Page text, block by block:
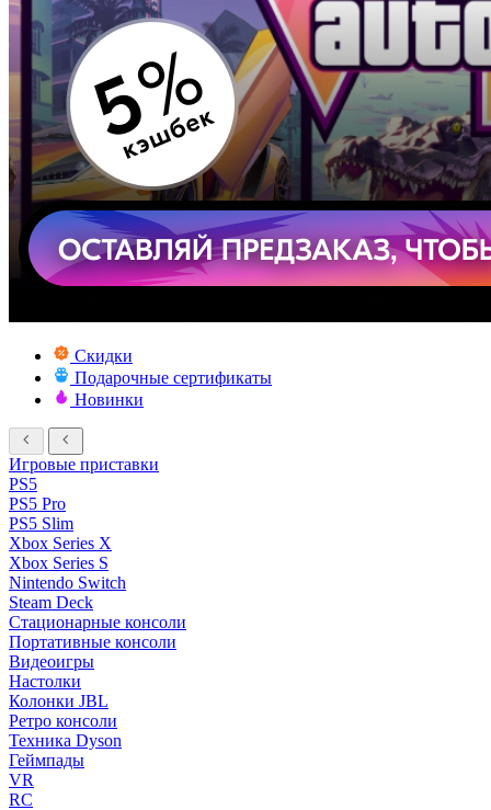
Скидки
Подарочные сертификаты
Новинки
Игровые приставки
PS5
PS5 Pro
PS5 Slim
Xbox Series X
Xbox Series S
Nintendo Switch
Steam Deck
Стационарные консоли
Портативные консоли
Видеоигры
Настолки
Колонки JBL
Ретро консоли
Техника Dyson
Геймпады
VR
RC